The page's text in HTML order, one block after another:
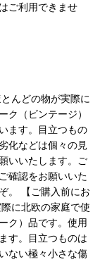
ご利用できませ
んどの物が実際に
ク（ビンテージ）
ます。目立つもの
化などは個々の見
いいたします。ご
確認をお願いいた
。 【ご購入前にお
に北欧の家庭で使
ク）品です。使用
す。目立つものは
ない極々小さな傷